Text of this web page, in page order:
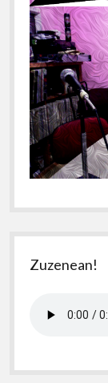
Zuzenean!